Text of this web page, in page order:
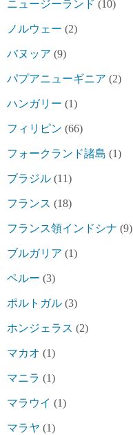
ニュージーランド (10)
ノルウェー (2)
バヌッア (9)
パプアニューギニア (2)
ハンガリー (1)
フィリピン (66)
フォークランド諸島 (1)
ブラジル (11)
フランス (18)
フランス領インドシナ (9)
ブルガリア (1)
ペルー (3)
ポルトガル (3)
ホンジェラス (2)
マカオ (1)
マニラ (1)
マラウイ (1)
マラヤ (1)